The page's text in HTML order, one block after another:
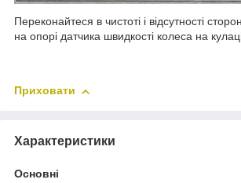
Переконайтеся в чистоті і відсутності
на опорі датчика швидкості колеса на
Приховати
Характеристики
Основні